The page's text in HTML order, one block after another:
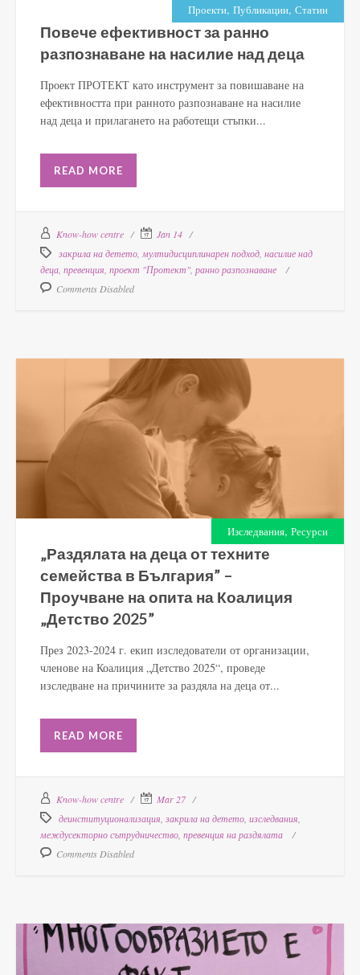
Проекти, Публикации, Статии
Повече ефективност за ранно
разпознаване на насилие над деца
Проект ПРОТЕКТ като инструмент за повишаване на
ефективността при ранното разпознаване на насилие
над деца и прилагането на работещи стъпки...
READ MORE
Know-how centre
Jan 14
закрила на детето мултидисциплинарен подход насилие над
деца превенция проект "Протект" ранно разпознаване
Comments Disabled
Изследвания, Ресурси
„Раздялата на деца от техните
семейства в България” –
Проучване на опита на Коалиция
„Детство 2025”
През 2023-2024 г. екип изследователи от организации,
членове на Коалиция „Детство 2025“, проведе
изследване на причините за раздяла на деца от...
READ MORE
Know-how centre
Mar 27
деинституционализация закрила на детето изследвания
междусекторно сътрудничество превенция на раздялата
Comments Disabled